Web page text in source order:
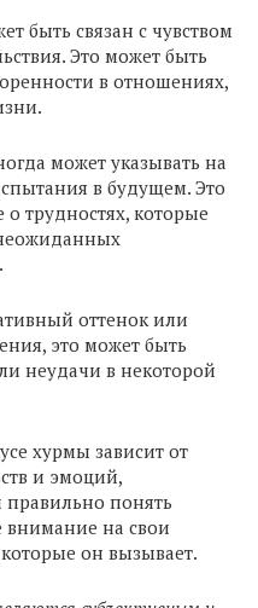
быть связан с чувством
Это может быть
в отношениях,
может указывать на
в будущем. Это
трудностях, которые
оттенок или
это может быть
неудачи в некоторой
хурмы зависит от
и эмоций,
понять
внимание на свои
он вызывает.